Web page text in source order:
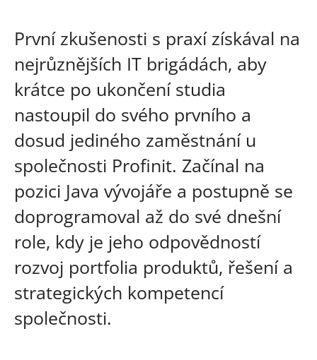
První zkušenosti s praxí získával na
nejrůznějších IT brigádách, aby
krátce po ukončení studia
nastoupil do svého prvního a
dosud jediného zaměstnání u
společnosti Profinit. Začínal na
pozici Java vývojáře a postupně se
doprogramoval až do své dnešní
role, kdy je jeho odpovědností
rozvoj portfolia produktů, řešení a
strategických kompetencí
společnosti.